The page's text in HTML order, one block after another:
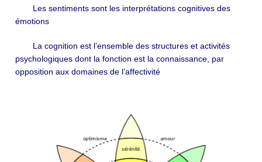
Les sentiments sont les interprétations cognitives des
émotions
La cognition est l’ensemble des structures et activités
psychologiques dont la fonction est la connaissance, par
opposition aux domaines de l’affectivité